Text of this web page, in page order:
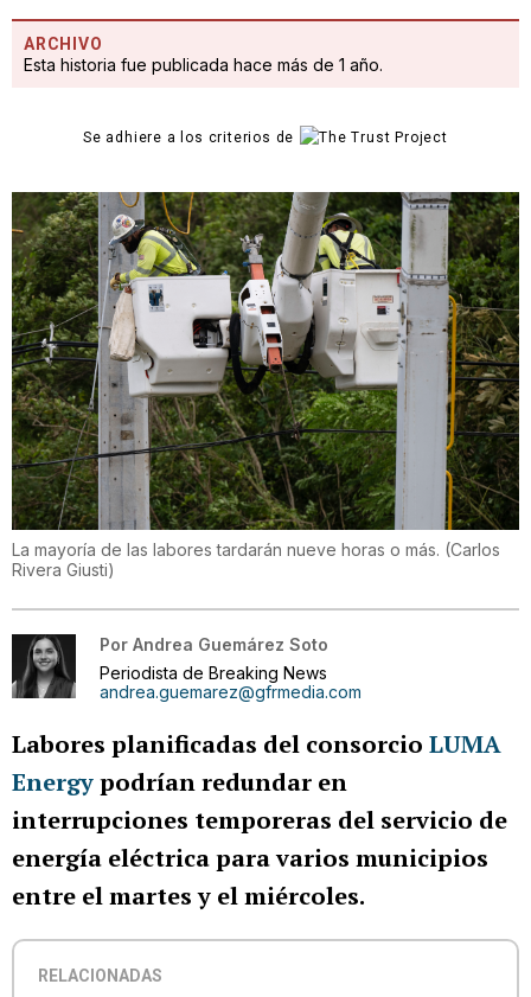
ARCHIVO
Esta historia fue publicada hace más de 1 año.
Se adhiere a los criterios de
La mayoría de las labores tardarán nueve horas o más. (Carlos
Rivera Giusti)
Por Andrea Guemárez Soto
Periodista de Breaking News
andrea.guemarez@gfrmedia.com
Labores planificadas del consorcio LUMA
Energypodrían redundar en
interrupciones temporeras del servicio de
energía eléctrica para varios municipios
entre el martes y el miércoles.
RELACIONADAS